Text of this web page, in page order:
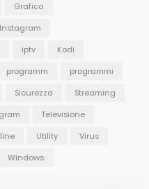
Grafica
Instagram
iptv
Kodi
programm
programmi
Sicurezza
Streaming
Televisione
Utility
Virus
Windows